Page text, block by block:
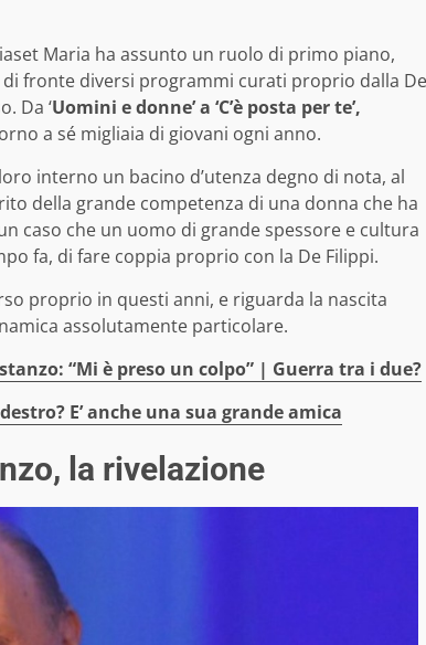
Maria ha assunto un ruolo di primo piano,
fronte diversi programmi curati proprio dalla De
Da ‘Uomini e donne’ a ‘C’è posta per te’,
a sé migliaia di giovani ogni anno.
interno un bacino d’utenza degno di nota, al
della grande competenza di una donna che ha
caso che un uomo di grande spessore e cultura
fa, di fare coppia proprio con la De Filippi.
proprio in questi anni, e riguarda la nascita
assolutamente particolare.
“Mi è preso un colpo” | Guerra tra i due?
E’ anche una sua grande amica
la rivelazione